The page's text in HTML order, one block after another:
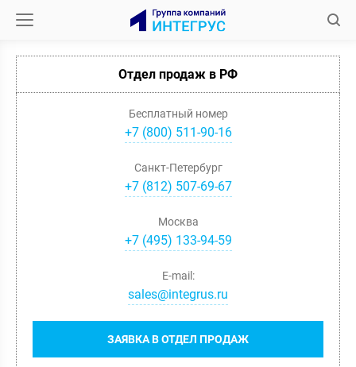
Отдел продаж в РФ
Бесплатный номер
+7 (800) 511-90-16
Санкт-Петербург
+7(812) 507-69-67
Москва
+7(495) 133-94-59
ЗАЯВКА В ОТДЕЛ ПРОДАЖ
E-mail:
sales@integrus.ru